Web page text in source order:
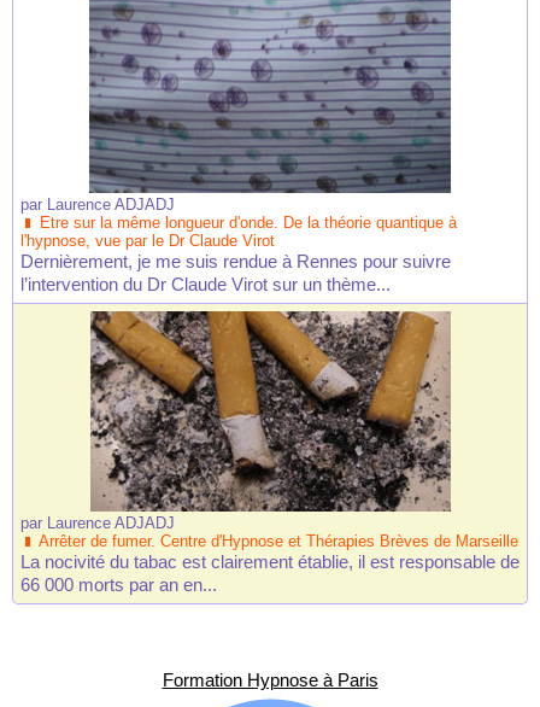
par Laurence ADJADJ
Etre sur la même longueur d'onde. De la théorie quantique à
l'hypnose, vue par le Dr Claude Virot
Dernièrement, je me suis rendue à Rennes pour suivre
l’intervention du Dr Claude Virot sur un thème...
par Laurence ADJADJ
Arrêter de fumer. Centre d'Hypnose et Thérapies Brèves de Marseille
La nocivité du tabac est clairement établie, il est responsable de
66 000 morts par an en...
Formation Hypnose à Paris